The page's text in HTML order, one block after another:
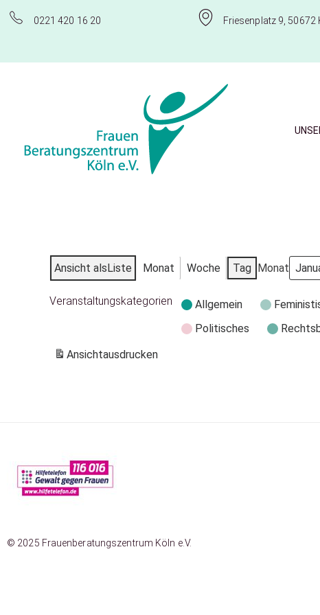
0221 420 16 20 Friesenplatz 9, 50672
Ansicht alsListe Monat Woche Tag Monat
Veranstaltungskategorien Allgemein
Politisches
Ansichtausdrucken
© 2025 Frauenberatungszentrum Köln e.V.